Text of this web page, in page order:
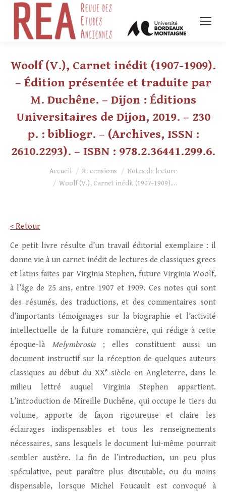
Woolf (V.), Carnet inédit (1907-1909).
– Édition présentée et traduite par
M. Duchêne. – Dijon : Éditions
Universitaires de Dijon, 2019. – 230
p. : bibliogr. – (Archives, ISSN :
2610.2293). – ISBN : 978.2.36441.299.6.
Vous êtes ici :Accueil Recensions
Notes de lecture
Woolf (V.), Carnet inédit (1907-1909).…
< Retour
Ce petit livre résulte d’un travail éditorial exemplaire : il
donne vie à un carnet inédit de lectures de classiques grecs
et latins faites par Virginia Stephen, future Virginia Woolf,
à l’âge de 25 ans, entre 1907 et 1909. Ces notes qui sont
des résumés, des traductions, et des commentaires sont
d’importants témoignages sur la biographie et l’activité
intellectuelle de la future romancière, qui rédige à cette
époque-là Melymbrosia; elles constituent aussi un
document instructif sur la réception de quelques auteurs
classiques au début du XXe
siècle en Angleterre, dans le
milieu lettré auquel Virginia Stephen appartient.
L’introduction de Mireille Duchêne, qui occupe le tiers du
volume, apporte de façon rigoureuse et claire les
éclairages indispensables et tous les renseignements
nécessaires, sans lesquels le document lui-même pourrait
sembler austère. La fin de l’introduction, un peu plus
spéculative, peut paraître plus discutable, ou du moins
dispensable, lorsque Michel Foucault est convoqué à